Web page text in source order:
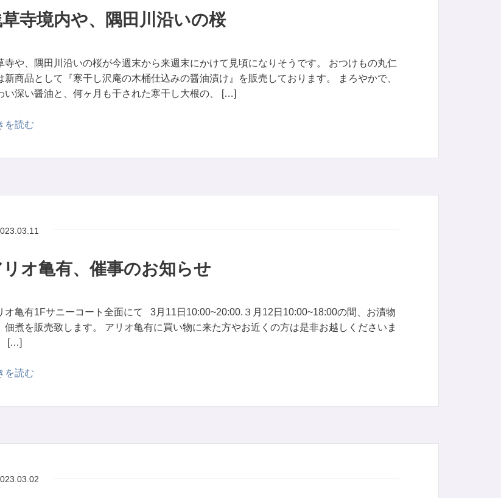
寺境内や、隅田川沿いの桜
寺や、隅田川沿いの桜が今週末から来週末にかけて見頃になりそうです。 おつけもの丸仁
新商品として『寒干し沢庵の木桶仕込みの醤油漬け』を販売しております。 まろやかで、
い深い醤油と、何ヶ月も干された寒干し大根の、 […]
を読む
リオ亀有、催事のお知らせ
オ亀有1Fサニーコート全面にて 3月11日10:00~20:00.３月12日10:00~18:00の間、お漬物
佃煮を販売致します。 アリオ亀有に買い物に来た方やお近くの方は是非お越しくださいま
[…]
を読む